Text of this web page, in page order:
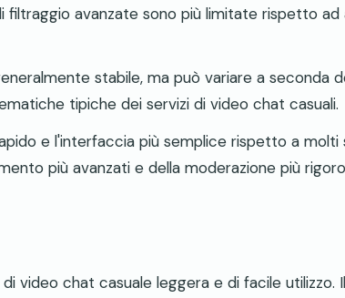
filtraggio avanzate sono più limitate rispetto ad
stabile, ma può variare a seconda
tipiche dei servizi di video chat casuali.
e l'interfaccia più semplice rispetto a molti
più avanzati e della moderazione più
video chat casuale leggera e di facile utilizzo.